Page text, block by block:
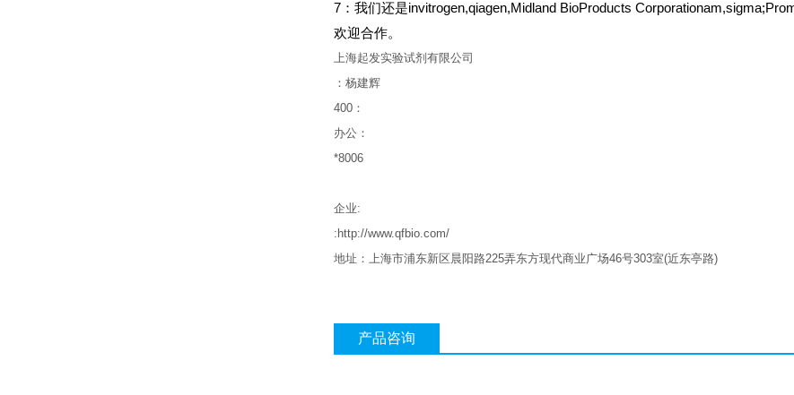
7：我们还是invitrogen,qiagen,Midland BioProducts
欢迎合作。
上海起发实验试剂有限公司
：杨建辉
400 ：
办公：
*8006
企业:
:http://www.qfbio.com/
地址：上海市浦东新区晨阳路225弄东方现代商业广场46号303室(近东亭路)
产品咨询